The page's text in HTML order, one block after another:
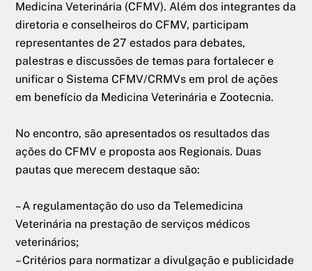
Medicina Veterinária (CFMV). Além dos integrantes da
diretoria e conselheiros do CFMV, participam
representantes de 27 estados para debates,
palestras e discussões de temas para fortalecer e
unificar o Sistema CFMV/CRMVs em prol de ações
em benefício da Medicina Veterinária e Zootecnia.
No encontro, são apresentados os resultados das
ações do CFMV e proposta aos Regionais. Duas
pautas que merecem destaque são:
– A regulamentação do uso da Telemedicina
Veterinária na prestação de serviços médicos
veterinários;
– Critérios para normatizar a divulgação e publicidade